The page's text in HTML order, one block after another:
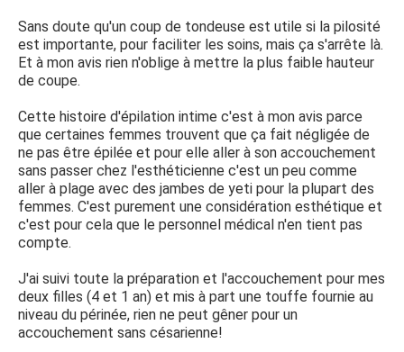
Sans doute qu'un coup de tondeuse est utile si la pilosité
est importante, pour faciliter les soins, mais ça s'arrête là.
Et à mon avis rien n'oblige à mettre la plus faible hauteur
de coupe.
Cette histoire d'épilation intime c'est à mon avis parce
que certaines femmes trouvent que ça fait négligée de
ne pas être épilée et pour elle aller à son accouchement
sans passer chez l'esthéticienne c'est un peu comme
aller à plage avec des jambes de yeti pour la plupart des
femmes. C'est purement une considération esthétique et
c'est pour cela que le personnel médical n'en tient pas
compte.
J'ai suivi toute la préparation et l'accouchement pour mes
deux filles (4 et 1 an) et mis à part une touffe fournie au
niveau du périnée, rien ne peut gêner pour un
accouchement sans césarienne!